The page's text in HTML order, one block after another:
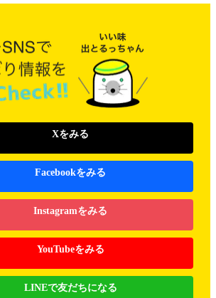
Xをみる
Facebookをみる
Instagramをみる
YouTubeをみる
LINEで友だちになる